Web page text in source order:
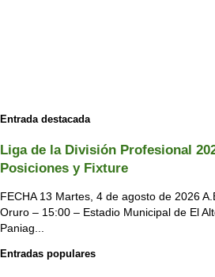
Entrada destacada
Liga de la División Profesional
Posiciones y Fixture
FECHA 13 Martes, 4 de agosto de 2026
Oruro – 15:00 – Estadio Municipal de El
Paniag...
Entradas populares